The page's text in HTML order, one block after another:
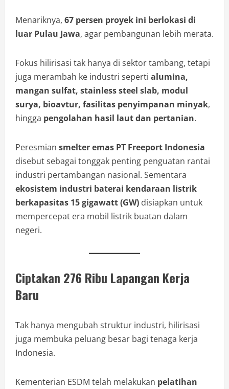
Menariknya, 67 persen proyek ini berlokasi di
luar Pulau Jawa, agar pembangunan lebih merata.
Fokus hilirisasi tak hanya di sektor tambang, tetapi
juga merambah ke industri seperti alumina,
mangan sulfat, stainless steel slab, modul
surya, bioavtur, fasilitas penyimpanan minyak,
hingga pengolahan hasil laut dan pertanian.
Peresmian smelter emas PT Freeport Indonesia
disebut sebagai tonggak penting penguatan rantai
industri pertambangan nasional. Sementara
ekosistem industri baterai kendaraan listrik
berkapasitas 15 gigawatt (GW) disiapkan untuk
mempercepat era mobil listrik buatan dalam
negeri.
Ciptakan 276 Ribu Lapangan Kerja
Baru
Tak hanya mengubah struktur industri, hilirisasi
juga membuka peluang besar bagi tenaga kerja
Indonesia.
Kementerian ESDM telah melakukan pelatihan